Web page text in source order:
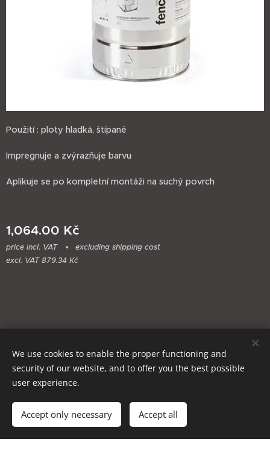
Použití : ploty hladká, štípané
Impregnuje a zvýrazňuje barvu
Aplikuje se po kompletní montáži na suchý povrch
1,064.00 Kč
price incl. VAT
excluding shipping cost
excl. VAT 879.34 Kč
Add to cart
Cookies
Languages
We use cookies to enable the proper functioning and
security of our website, and to offer you the best possible
user experience.
Accept only necessary Accept all